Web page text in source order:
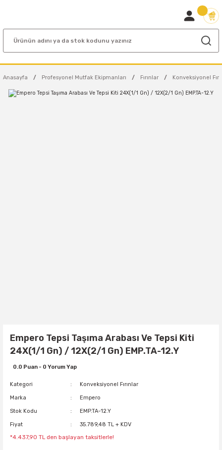
Anasayfa Profesyonel Mutfak Ekipmanları Fırınlar Konveksiyonel
Empero Tepsi Taşıma Arabası Ve Tepsi Kiti
24X(1/1 Gn) / 12X(2/1 Gn) EMP.TA-12.Y
0.0 Puan - 0 Yorum Yap
Kategori Konveksiyonel Fırınlar
Marka Empero
Stok Kodu EMP.TA-12.Y
Fiyat 35.789,48 TL + KDV
*4.437,90 TL den başlayan taksitlerle!